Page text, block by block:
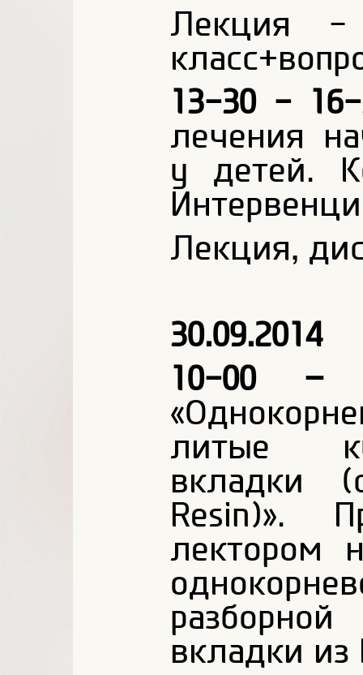
Лекция
13-30 -
лечения
у детей.
Лекция,
30.09.2014
10-00 –
литые
вкладки
Resin)».
лектором
вкладки из